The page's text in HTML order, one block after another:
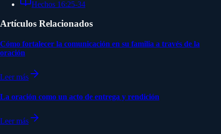
Hechos 16:25-34
Artículos Relacionados
Cómo fortalecer la comunicación en su familia a través de la
oración
Leer más
La oración como un acto de entrega y rendición
Leer más